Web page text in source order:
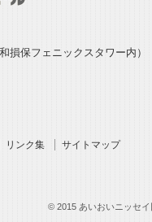
損保フェニックスタワー内）
リンク集 サイトマップ
© 2015 あいおいニッセ